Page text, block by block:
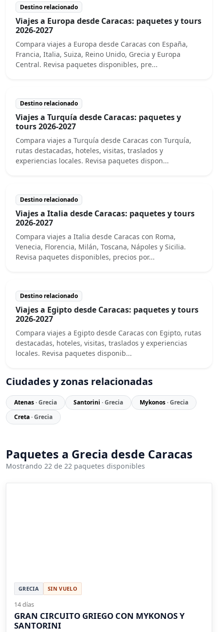
Destino relacionado
Viajes a Europa desde Caracas: paquetes y tours
2026-2027
Compara viajes a Europa desde Caracas con España,
Francia, Italia, Suiza, Reino Unido, Grecia y Europa
Central. Revisa paquetes disponibles, pre...
Destino relacionado
Viajes a Turquía desde Caracas: paquetes y
tours 2026-2027
Compara viajes a Turquía desde Caracas con Turquía,
rutas destacadas, hoteles, visitas, traslados y
experiencias locales. Revisa paquetes dispon...
Destino relacionado
Viajes a Italia desde Caracas: paquetes y tours
2026-2027
Compara viajes a Italia desde Caracas con Roma,
Venecia, Florencia, Milán, Toscana, Nápoles y Sicilia.
Revisa paquetes disponibles, precios por...
Destino relacionado
Viajes a Egipto desde Caracas: paquetes y tours
2026-2027
Compara viajes a Egipto desde Caracas con Egipto, rutas
destacadas, hoteles, visitas, traslados y experiencias
locales. Revisa paquetes disponib...
Ciudades y zonas relacionadas
Atenas· Grecia Santorini · Grecia Mykonos· Grecia
Creta· Grecia
Paquetes a Grecia desde Caracas
Mostrando 22 de 22 paquetes disponibles
GRECIA SIN VUELO
14 días
GRAN CIRCUITO GRIEGO CON MYKONOS Y
SANTORINI